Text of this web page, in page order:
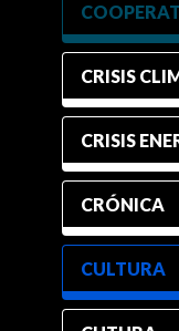
CRISIS
CRISIS
CRÓNICA
CULTURA